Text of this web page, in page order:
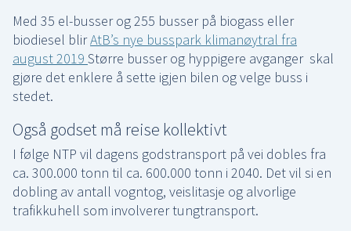
Med 35 el-busser og 255 busser på biogass eller
biodiesel blirAtB’s nye busspark klimanøytral fra
august 2019 Større busser og hyppigere avganger skal
gjøre det enklere å sette igjen bilen og velge buss i
stedet.
Også godset må reise kollektivt
I følge NTP vil dagens godstransport på vei dobles fra
ca. 300.000 tonn til ca. 600.000 tonn i 2040. Det vil si en
dobling av antall vogntog, veislitasje og alvorlige
trafikkuhell som involverer tungtransport.